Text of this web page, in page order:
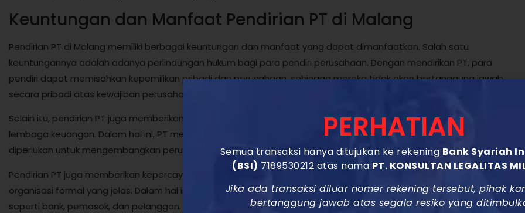
Keuntungan dan Manfaat Pendirian PT di Malang
Pendirian PT di Malang memiliki berbagai keuntungan dan manfaat yang dapat dimanfaatkan. Salah satu
keuntungannya adalah adanya perlindungan hukum bagi para pendiri perusahaan. Dengan mendirikan PT, para
pendiri dapat memisahkan kepemilikan pribadi dan perusahaan, sehingga mereka tidak akan bertanggung jawab
secara pribadi atas kewajiban perusahaan.
Selain itu, pendirian PT juga memberikan akses yang lebih mudah untuk mendapatkan modal dari investor dan
lembaga keuangan. Dalam hal ini, PT memiliki akses yang lebih luas untuk mendapatkan pendanaan yang
diperlukan untuk mengembangkan perusahaan.
Pendirian PT juga memberikan kepercayaan dan kestabilan bagi para mitra bisnis, karena PT memiliki struktur
organisasi formal yang jelas. Dalam hal ini, PT dapat menjalin kerjasama yang lebih mudah dengan pihak ketiga,
seperti bank, pemasok, dan pelanggan.
PERHATIAN
Semua transaksi hanya ditujukan ke rekening Bank Syariah
(BSI) 7189530212 atas nama PT. KONSULTAN LEGALITAS
Jika ada transaksi diluar nomer rekening tersebut, pihak
bertanggung jawab atas segala resiko yang